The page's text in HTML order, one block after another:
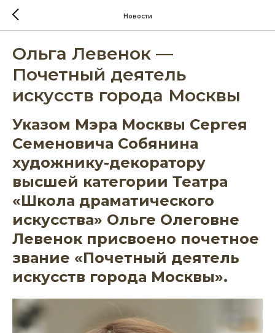
Новости
Ольга Левенок —
Почетный деятель
искусств города Москвы
Указом Мэра Москвы Сергея
Семеновича Собянина
художнику-декоратору
высшей категории Театра
«Школа драматического
искусства» Ольге Олеговне
Левенок присвоено почетное
звание «Почетный деятель
искусств города Москвы».